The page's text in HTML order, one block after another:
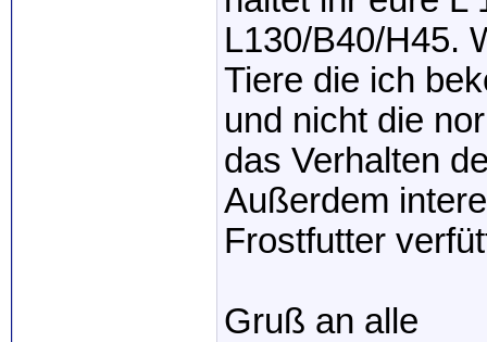
L130/B40/H45.
Tiere die ich
und nicht die
das Verhalten
Außerdem
Frostfutter
Gruß an alle